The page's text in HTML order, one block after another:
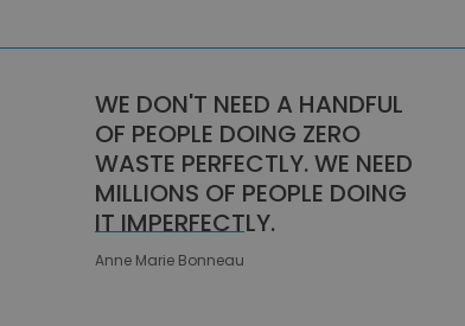
WE DON'T NEED A HANDFUL
OF PEOPLE DOING ZERO
WASTE PERFECTLY. WE NEED
MILLIONS OF PEOPLE DOING
IT IMPERFECTLY.
Anne Marie Bonneau